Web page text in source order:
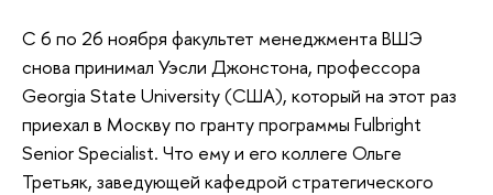
С 6 по 26 ноября факультет менеджмента ВШЭ
снова принимал Уэсли Джонстона, профессора
Georgia State University (США), который на этот раз
приехал в Москву по гранту программы Fulbright
Senior Specialist. Что ему и его коллеге Ольге
Третьяк, заведующей кафедрой стратегического